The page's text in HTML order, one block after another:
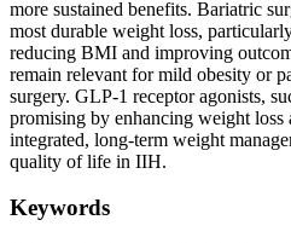
more sustained benefits. Bariatric
most durable weight loss,
reducing BMI and improving
remain relevant for mild obesity or
surgery. GLP-1 receptor agonists,
promising by enhancing weight loss
integrated, long-term weight
quality of life in IIH.
Keywords